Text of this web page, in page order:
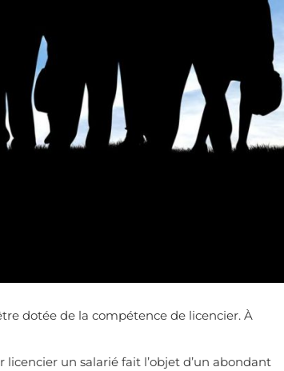
dotée de la compétence de licencier. À
un salarié fait l’objet d’un abondant